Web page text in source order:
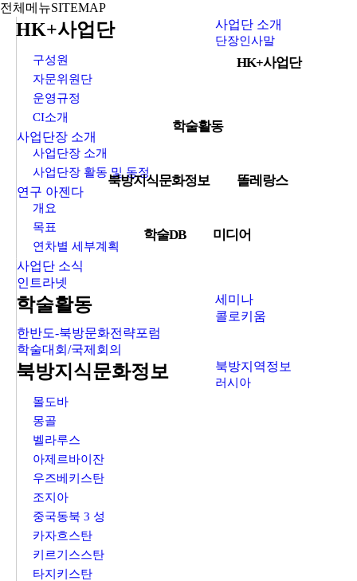
HK+사업단
학술활동
북방지식문화정보 똘레랑스
학술DB 미디어
전체메뉴SITEMAP
HK+사업단 사업단 소개
단장인사말
구성원
자문위원단
운영규정
CI소개
사업단장 소개
사업단장 소개
사업단장 활동 및 동정
연구 아젠다
개요
목표
연차별 세부계획
사업단 소식
인트라넷
학술활동
세미나
콜로키움
한반도-북방문화전략포럼
학술대회/국제회의
북방지식문화정보 북방지역정보
러시아
몰도바
몽골
벨라루스
아제르바이잔
우즈베키스탄
조지아
중국동북 3 성
카자흐스탄
키르기스스탄
타지키스탄